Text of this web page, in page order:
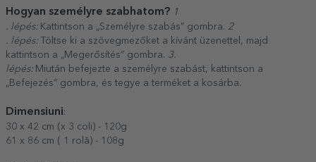
Hogyan személyre szabhatom? 1
. lépés: Kattintson a „Személyre szabás” gombra. 2
. lépés: Töltse ki a szövegmezőket a kívánt üzenettel, majd
kattintson a „Megerősítés” gombra. 3.
lépés: Miután befejezte a személyre szabást, kattintson a
„Befejezés” gombra, és tegye a terméket a kosárba.
Dimensiuni:
30 x 42 cm (x 3 coli) - 120g
61 x 86 cm ( 1 rolă) - 108g